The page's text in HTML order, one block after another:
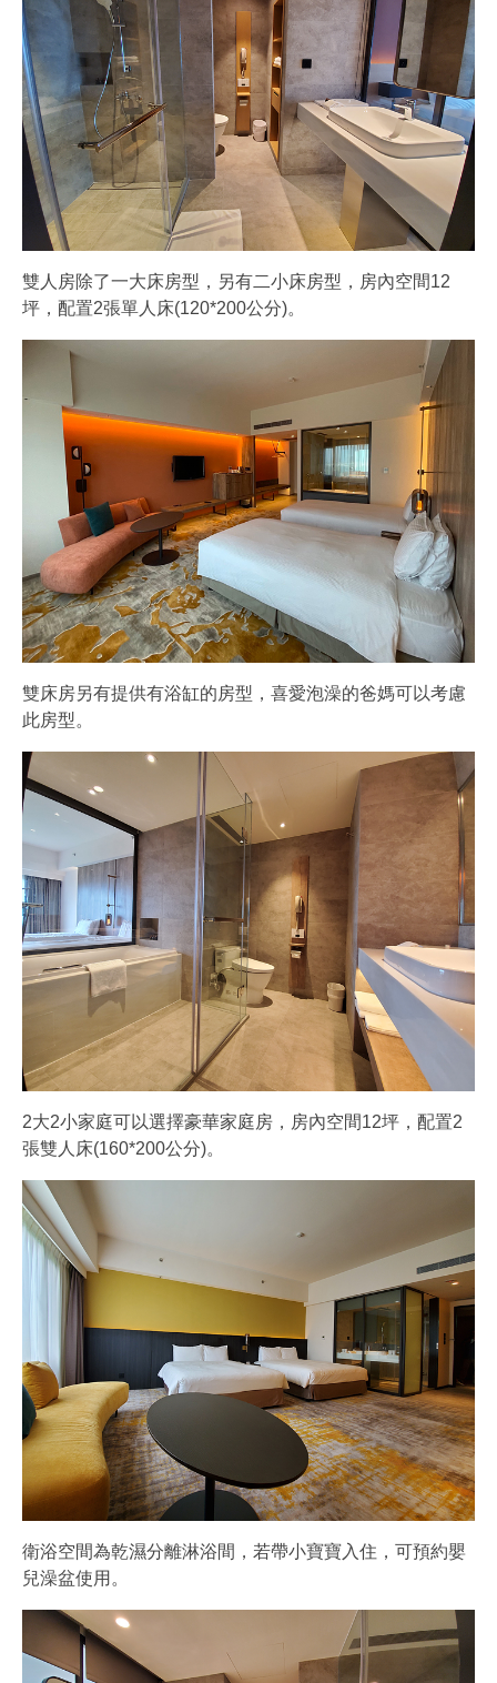
雙人房除了一大床房型，另有二小床房型，房內空間12
坪，配置2張單人床(120*200公分)。
雙床房另有提供有浴缸的房型，喜愛泡澡的爸媽可以考慮
此房型。
2大2小家庭可以選擇豪華家庭房，房內空間12坪，配置2
張雙人床(160*200公分)。
衛浴空間為乾濕分離淋浴間，若帶小寶寶入住，可預約嬰
兒澡盆使用。